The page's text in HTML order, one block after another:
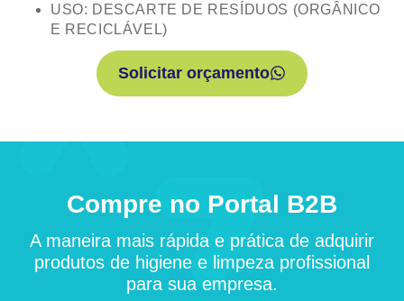
USO: DESCARTE DE RESÍDUOS (ORGÂNICO
E RECICLÁVEL)
Solicitar orçamento
Compre no Portal B2B
A maneira mais rápida e prática de adquirir
produtos de higiene e limpeza profissional
para sua empresa.